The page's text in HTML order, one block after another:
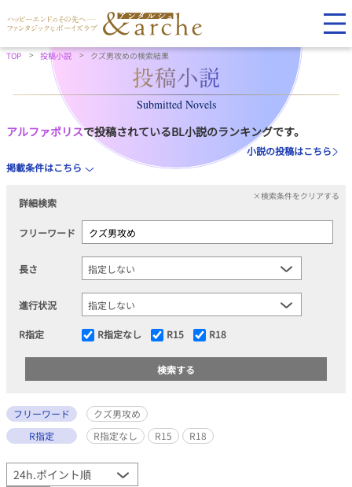
TOP 投稿小説 クズ男攻めの検索結果
Submitted Novels
アルファポリスで投稿されているBL小説のランキングです。
小説の投稿はこちら
掲載条件はこちら
詳細検索
×検索条件をクリアする
フリーワード
長さ
進行状況
R指定 R指定なし R15 R18
フリーワード
クズ男攻め
R指定
R指定なし R15 R18